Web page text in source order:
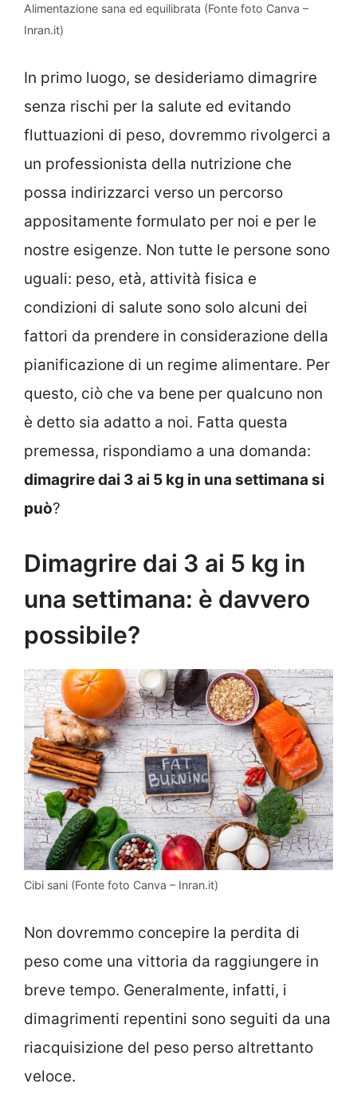
Alimentazione sana ed equilibrata (Fonte foto Canva –
Inran.it)
In primo luogo, se desideriamo dimagrire
senza rischi per la salute ed evitando
fluttuazioni di peso, dovremmo rivolgerci a
un professionista della nutrizione che
possa indirizzarci verso un percorso
appositamente formulato per noi e per le
nostre esigenze. Non tutte le persone sono
uguali: peso, età, attività fisica e
condizioni di salute sono solo alcuni dei
fattori da prendere in considerazione della
pianificazione di un regime alimentare. Per
questo, ciò che va bene per qualcuno non
è detto sia adatto a noi. Fatta questa
premessa, rispondiamo a una domanda:
dimagrire dai 3 ai 5 kg in una settimana si
può?
Dimagrire dai 3 ai 5 kg in
una settimana: è davvero
possibile?
Cibi sani (Fonte foto Canva – Inran.it)
Non dovremmo concepire la perdita di
peso come una vittoria da raggiungere in
breve tempo. Generalmente, infatti, i
dimagrimenti repentini sono seguiti da una
riacquisizione del peso perso altrettanto
veloce.